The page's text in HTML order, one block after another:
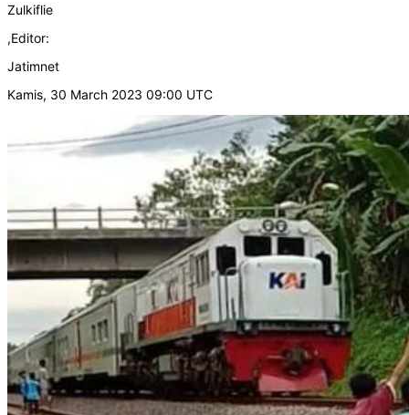
Zulkiflie
,Editor:
Jatimnet
Kamis, 30 March 2023 09:00 UTC